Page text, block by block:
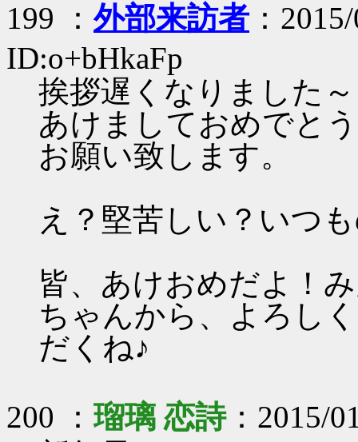
199 ：外部来訪者 ：
ID:o+bHkaFp
挨拶遅くなりました
あけましておめでと
お願い致します。
え？堅苦しい？いつ
皆、あけおめだよ！
ちゃんから、よろし
だくね♪
200 ：瑠璃 恋詩：2015/